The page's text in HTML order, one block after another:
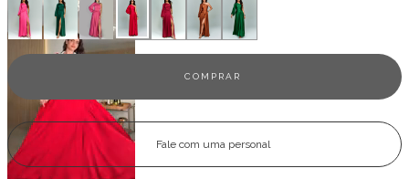
Fale com uma personal